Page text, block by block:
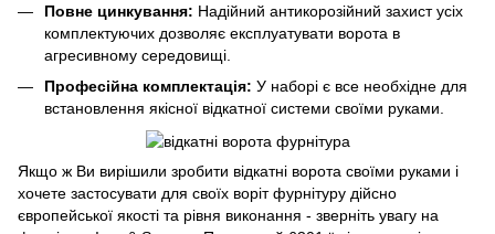
Повне цинкування: Надійний антикорозійний захист усіх
комплектуючих дозволяє експлуатувати ворота в
агресивному середовищі.
Професійна комплектація: У наборі є все необхідне для
встановлення якісної відкатної системи своїми руками.
Якщо ж Ви вирішили зробити відкатні ворота своїми руками і
хочете застосувати для своїх воріт фурнітуру дійсно
європейської якості та рівня виконання - зверніть увагу на